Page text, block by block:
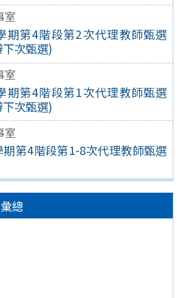
室
期第4階段第2次代理教師甄選
次甄選)
室
期第4階段第1次代理教師甄選
次甄選)
室
第4階段第1-8次代理教師甄選
總